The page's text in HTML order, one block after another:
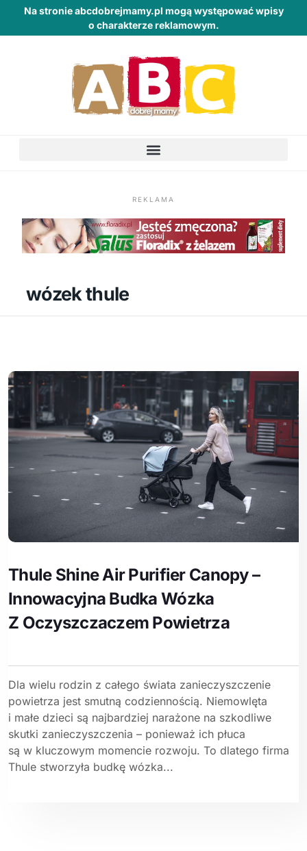
Na stronie abcdobrejmamy.pl mogą występować wpisy
o charakterze reklamowym.
REKLAMA
wózek thule
Thule Shine Air Purifier Canopy –
Innowacyjna Budka Wózka
Z Oczyszczaczem Powietrza
Dla wielu rodzin z całego świata zanieczyszczenie
powietrza jest smutną codziennością. Niemowlęta
i małe dzieci są najbardziej narażone na szkodliwe
skutki zanieczyszczenia – ponieważ ich płuca
są w kluczowym momencie rozwoju. To dlatego firma
Thule stworzyła budkę wózka...